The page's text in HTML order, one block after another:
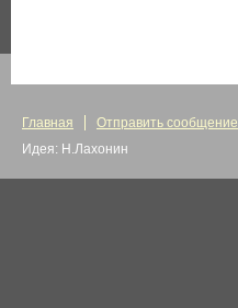
Главная Отправить сообщение
Идея: Н.Лахонин